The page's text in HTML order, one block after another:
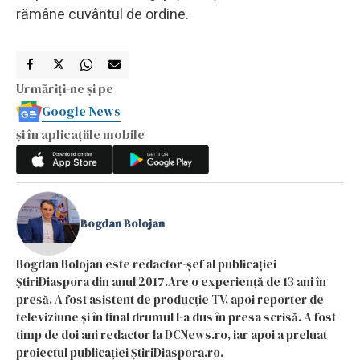
rămâne cuvântul de ordine.
Urmăriți-ne și pe
Google News
și în aplicațiile mobile
Bogdan Bolojan
Bogdan Bolojan este redactor-șef al publicației
ȘtiriDiaspora din anul 2017.Are o experiență de 13 ani în
presă. A fost asistent de producție TV, apoi reporter de
televiziune și în final drumul l-a dus în presa scrisă. A fost
timp de doi ani redactor la DCNews.ro, iar apoi a preluat
proiectul publicației ȘtiriDiaspora.ro.